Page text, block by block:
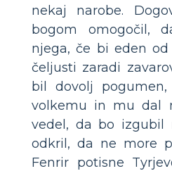
nekaj narobe.
bogom omogočil,
njega, če bi eden
čeljusti zaradi
bil dovolj
volkemu in mu dal
vedel, da bo izgubil
odkril, da ne more
Fenrir potisne